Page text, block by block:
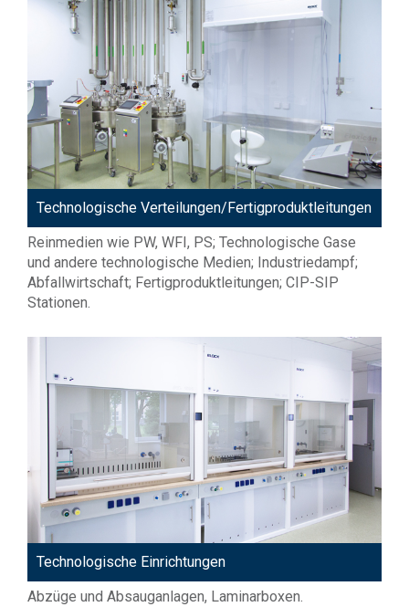
Technologische Verteilungen/Fertigproduktleitungen
Reinmedien wie PW, WFI, PS; Technologische Gase
und andere technologische Medien; Industriedampf;
Abfallwirtschaft; Fertigproduktleitungen; CIP-SIP
Stationen.
Technologische Einrichtungen
Abzüge und Absauganlagen, Laminarboxen.